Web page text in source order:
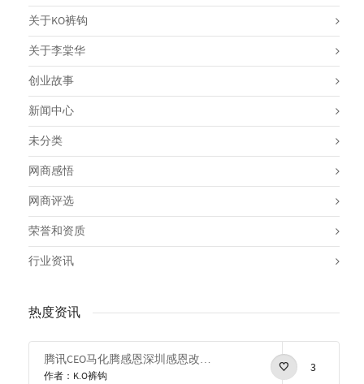
关于KO裤钩
关于李棠华
创业故事
新闻中心
未分类
网商感悟
网商评选
荣誉和资质
行业资讯
热度资讯
腾讯CEO马化腾感恩深圳感恩改革开放
作者：K.O裤钩
3